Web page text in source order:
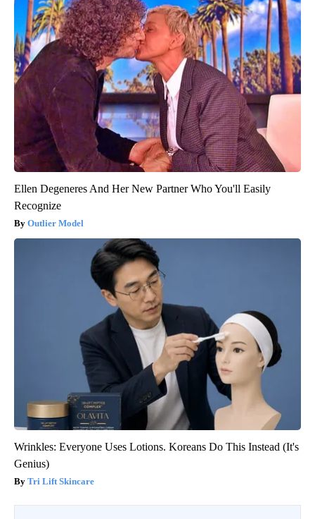
Ellen Degeneres And Her New Partner Who You'll Easily
Recognize
Outlier Model
Wrinkles: Everyone Uses Lotions. Koreans Do This Instead (It's
Genius)
Tri Lift Skincare